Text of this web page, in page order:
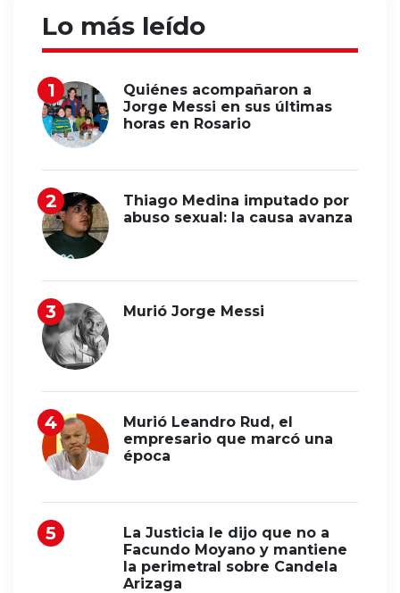
Lo más leído
Quiénes acompañaron a
Jorge Messi en sus últimas
horas en Rosario
Thiago Medina imputado por
abuso sexual: la causa avanza
Murió Jorge Messi
Murió Leandro Rud, el
empresario que marcó una
época
La Justicia le dijo que no a
Facundo Moyano y mantiene
la perimetral sobre Candela
Arizaga